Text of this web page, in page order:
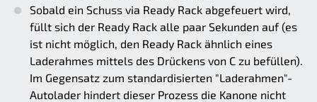
Sobald ein Schuss via Ready Rack abgefeuert wird,
füllt sich der Ready Rack alle paar Sekunden auf (es
ist nicht möglich, den Ready Rack ähnlich eines
Laderahmes mittels des Drückens von C zu befüllen).
Im Gegensatz zum standardisierten "Laderahmen"-
Autolader hindert dieser Prozess die Kanone nicht